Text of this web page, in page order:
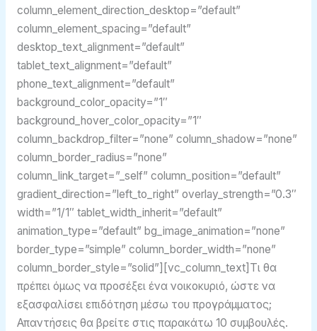
column_element_direction_desktop=”default”
column_element_spacing=”default”
desktop_text_alignment=”default”
tablet_text_alignment=”default”
phone_text_alignment=”default”
background_color_opacity=”1″
background_hover_color_opacity=”1″
column_backdrop_filter=”none” column_shadow=”none”
column_border_radius=”none”
column_link_target=”_self” column_position=”default”
gradient_direction=”left_to_right” overlay_strength=”0.3″
width=”1/1″ tablet_width_inherit=”default”
animation_type=”default” bg_image_animation=”none”
border_type=”simple” column_border_width=”none”
column_border_style=”solid”][vc_column_text]Τι θα
πρέπει όμως να προσέξει ένα νοικοκυριό, ώστε να
εξασφαλίσει επιδότηση μέσω του προγράμματος;
Απαντήσεις θα βρείτε στις παρακάτω 10 συμβουλές.